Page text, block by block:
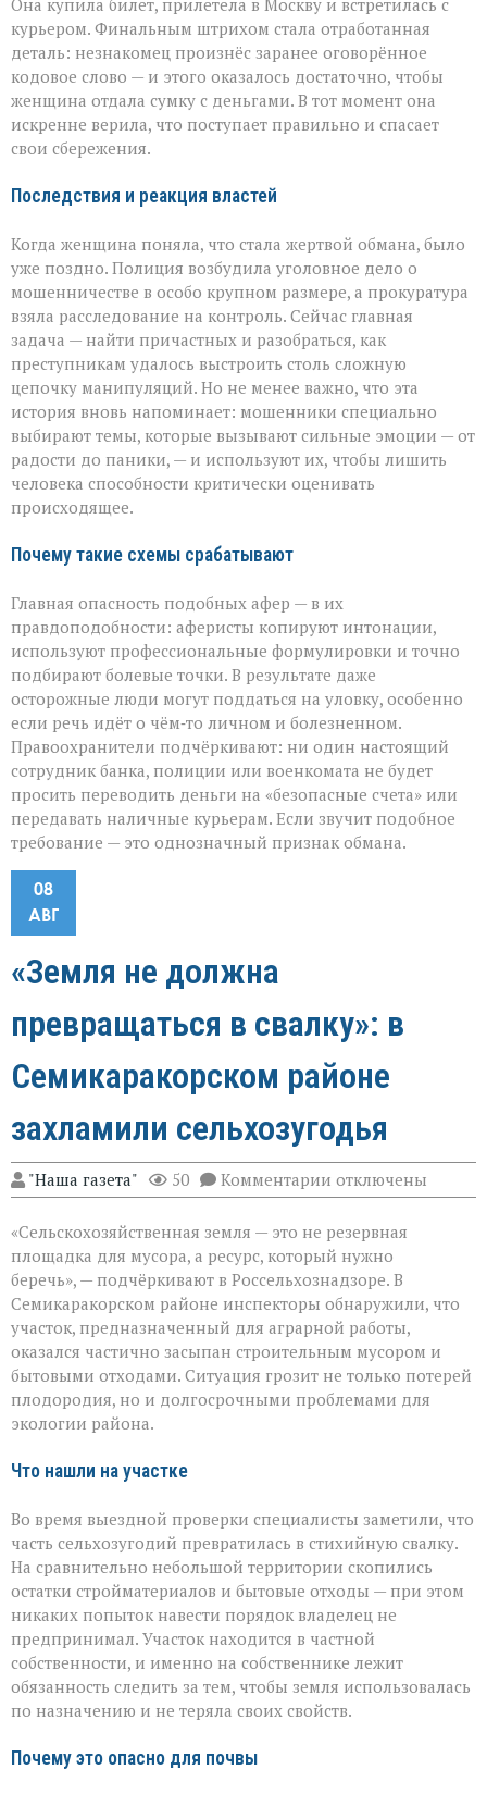
Она купила билет, прилетела в Москву и встретилась с
курьером. Финальным штрихом стала отработанная
деталь: незнакомец произнёс заранее оговорённое
кодовое слово — и этого оказалось достаточно, чтобы
женщина отдала сумку с деньгами. В тот момент она
искренне верила, что поступает правильно и спасает
свои сбережения.
Последствия и реакция властей
Когда женщина поняла, что стала жертвой обмана, было
уже поздно. Полиция возбудила уголовное дело о
мошенничестве в особо крупном размере, а прокуратура
взяла расследование на контроль. Сейчас главная
задача — найти причастных и разобраться, как
преступникам удалось выстроить столь сложную
цепочку манипуляций. Но не менее важно, что эта
история вновь напоминает: мошенники специально
выбирают темы, которые вызывают сильные эмоции — от
радости до паники, — и используют их, чтобы лишить
человека способности критически оценивать
происходящее.
Почему такие схемы срабатывают
Главная опасность подобных афер — в их
правдоподобности: аферисты копируют интонации,
используют профессиональные формулировки и точно
подбирают болевые точки. В результате даже
осторожные люди могут поддаться на уловку, особенно
если речь идёт о чём‑то личном и болезненном.
Правоохранители подчёркивают: ни один настоящий
сотрудник банка, полиции или военкомата не будет
просить переводить деньги на «безопасные счета» или
передавать наличные курьерам. Если звучит подобное
требование — это однозначный признак обмана.
08
АВГ
«Земля не должна
превращаться в свалку»: в
Семикаракорском районе
захламили сельхозугодья
"Наша газета" 50 Комментарии к
записи
не
должна
превращаться
в
свалку»:
в
Семикаракорском
районе
захламили
сельхозугодья
отключены
«Сельскохозяйственная земля — это не резервная
площадка для мусора, а ресурс, который нужно
беречь», — подчёркивают в Россельхознадзоре. В
Семикаракорском районе инспекторы обнаружили, что
участок, предназначенный для аграрной работы,
оказался частично засыпан строительным мусором и
бытовыми отходами. Ситуация грозит не только потерей
плодородия, но и долгосрочными проблемами для
экологии района.
Что нашли на участке
Во время выездной проверки специалисты заметили, что
часть сельхозугодий превратилась в стихийную свалку.
На сравнительно небольшой территории скопились
остатки стройматериалов и бытовые отходы — при этом
никаких попыток навести порядок владелец не
предпринимал. Участок находится в частной
собственности, и именно на собственнике лежит
обязанность следить за тем, чтобы земля использовалась
по назначению и не теряла своих свойств.
Почему это опасно для почвы